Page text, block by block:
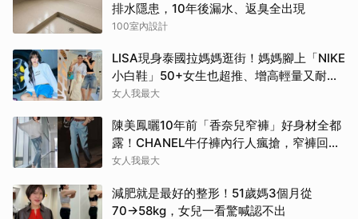
排水隱患，10年後漏水、返臭全出現
100室內設計
LISA現身泰國拉媽媽逛街！媽媽腳上「NIKE
小白鞋」50+女生也超推、增高輕量又耐
走！
女人我最大
陳美鳳曬10年前「香奈兒窄褲」好身材全都
露！CHANEL牛仔褲內行人瘋搶，窄褲回歸
必看這幾條
女人我最大
減肥就是最好的整形！51歲媽3個月從
70→58kg，女兒一看驚喊認不出